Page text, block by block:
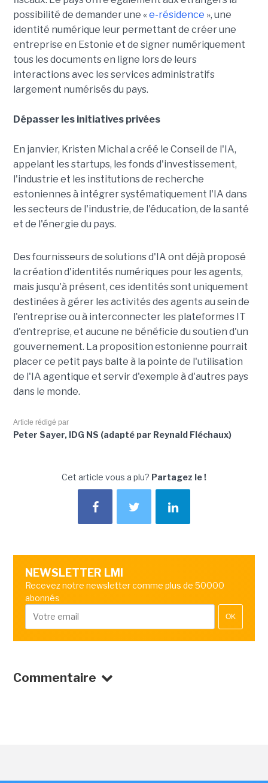
possibilité de demander une «e-résidence », une
identité numérique leur permettant de créer une
entreprise en Estonie et de signer numériquement
tous les documents en ligne lors de leurs
interactions avec les services administratifs
largement numérisés du pays.
Dépasser les initiatives privées
En janvier, Kristen Michal a créé le Conseil de l'IA,
appelant les startups, les fonds d'investissement,
l'industrie et les institutions de recherche
estoniennes à intégrer systématiquement l'IA dans
les secteurs de l'industrie, de l'éducation, de la santé
et de l'énergie du pays.
Des fournisseurs de solutions d'IA ont déjà proposé
la création d'identités numériques pour les agents,
mais jusqu'à présent, ces identités sont uniquement
destinées à gérer les activités des agents au sein de
l'entreprise ou à interconnecter les plateformes IT
d'entreprise, et aucune ne bénéficie du soutien d'un
gouvernement. La proposition estonienne pourrait
placer ce petit pays balte à la pointe de l'utilisation
de l'IA agentique et servir d'exemple à d'autres pays
dans le monde.
Article rédigé par
Peter Sayer, IDG NS (adapté par Reynald Fléchaux)
Cet article vous a plu? Partagez le !
NEWSLETTER LMI
Recevez notre newsletter comme plus de 50000
abonnés
OK
Commentaire